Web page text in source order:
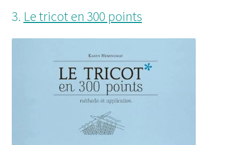
3. Le tricot en 300 points